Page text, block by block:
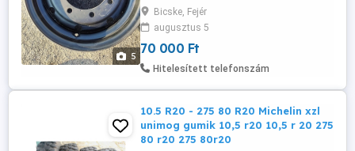
5
Unimog U1300, U1500, U1600, U1700 -
hoz, MAN stb. teherautókra 70.000- db
-2db van Érdeklődni: 06_30_684_51_19
Bicske Felszerelhető gumiméretek: 12.5
R20 335 80R20 14.5 R20 365 80R20 405
Bicske, Fejér
augusztus 5
70 000 Ft
Hitelesített telefonszám
10.5 R20 - 275 80 R20 Michelin xzl
unimog gumik 10,5 r20 10,5 r 20 275
80 r20 275 80r20